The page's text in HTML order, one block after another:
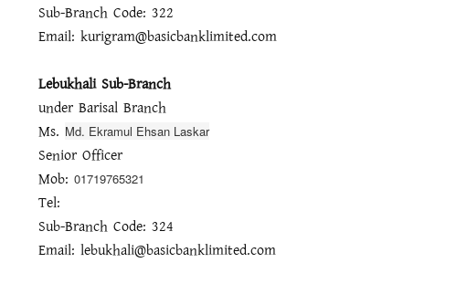
Sub-Branch Code: 322
Email: kurigram@basicbanklimited.com
Lebukhali Sub-Branch
under Barisal Branch
Ms. Md. Ekramul Ehsan Laskar
Senior Officer
Mob: 01719765321
Tel:
Sub-Branch Code: 324
Email: lebukhali@basicbanklimited.com